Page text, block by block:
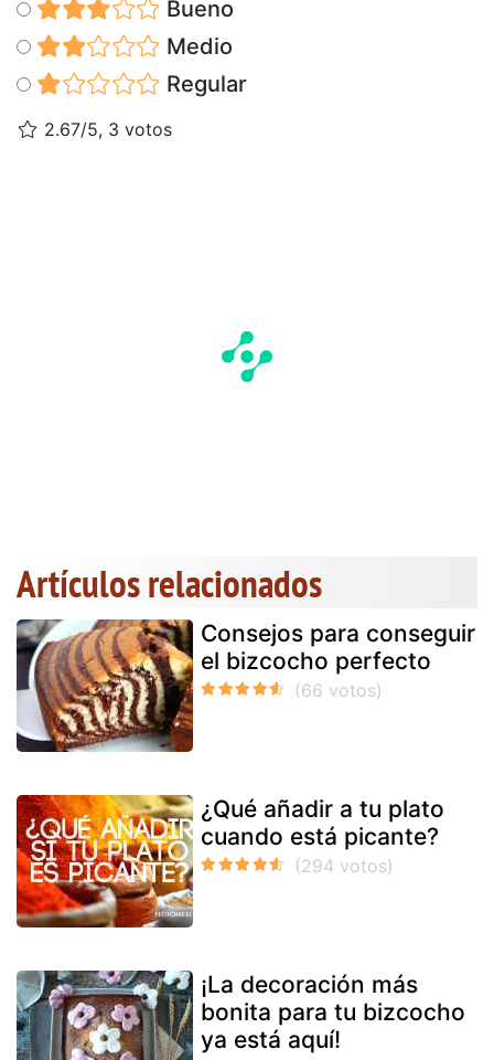
Bueno
Medio
Regular
2.67/5, 3 votos
Artículos relacionados
Consejos para conseguir
el bizcocho perfecto
¿Qué añadir a tu plato
cuando está picante?
¡La decoración más
bonita para tu bizcocho
ya está aquí!